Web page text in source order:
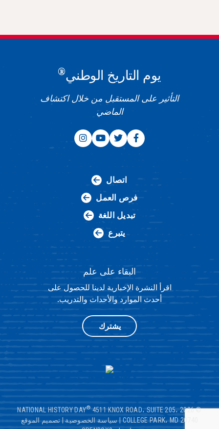
يوم التاريخ الوطني®
التأثير على المستقبل من خلال اكتشاف
الماضي
اتصال
فرص العمل
تبديل اللغة
يتبرع
البقاء على علم
اقرأ النشرة الإخبارية لدينا للحصول على
أحدث الموارد والأحداث والتدريب.
يشترك
© 2026 NATIONAL HISTORY DAY
® 4511 KNOX ROAD، SUITE 205،
COLLEGE PARK، MD 20740|سياسة الخصوصية|تصميم الموقع